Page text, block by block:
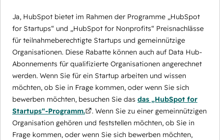
Ja, HubSpot bietet im Rahmen der Programme „HubSpot
for Startups“ und „HubSpot for Nonprofits“ Preisnachlässe
für teilnahmeberechtigte Startups und gemeinnützige
Organisationen. Diese Rabatte können auch auf Data Hub-
Abonnements für qualifizierte Organisationen angerechnet
werden. Wenn Sie für ein Startup arbeiten und wissen
möchten, ob Sie in Frage kommen, oder wenn Sie sich
bewerben möchten, besuchen Sie das das „HubSpot for
Startups“-Programm.
. Wenn Sie zu einer gemeinnützigen
Organisation gehören und feststellen möchten, ob Sie in
Frage kommen, oder wenn Sie sich bewerben möchten,